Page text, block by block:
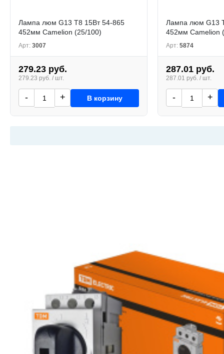
Лампа люм G13 T8 15Вт 54-865
452мм Camelion (25/100)
Арт: 3007
279.23 руб.
279.23 руб. / шт.
- + В корзину
Лампа люм G13
452мм Camelion
Арт: 5874
287.01 руб.
287.01 руб. / шт.
- +